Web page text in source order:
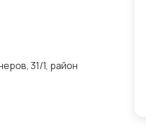
31/1, район